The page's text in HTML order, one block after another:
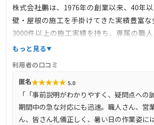
株式会社鵬は、1976年の創業以来、40年
壁・屋根の施工を手掛けてきた実績豊富
3000件以上の施工実績を持ち、専属の職
施工が特徴です。お客様に安心していただ
寧な対応を心掛けています。独自のカバー
れた断熱性能の屋根を実現し、軽量屋根
耐震性の向上にも寄与しています。
もっと見る
利用者の口コミ
匿名★★★★★ 5.0
「「事前説明がわかりやすく、疑問点への
期間中の急な対応にも迅速。職人さん、営
ん、皆さん礼儀正しく、暑い日の作業姿に